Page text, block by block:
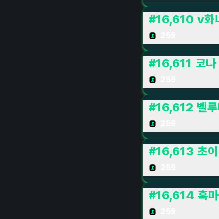
#16,610 v화
#16,611 코나
#16,612 벨
#16,613 초이
#16,614 흑